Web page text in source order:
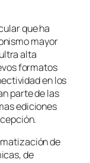
que ha
mayor
alta
formatos
en los
parte de las
ediciones
de
de